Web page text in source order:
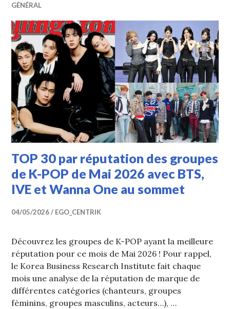
GÉNÉRAL
TOP 30 par réputation des groupes
de K-POP de Mai 2026 avec BTS,
IVE et Wanna One au sommet
04/05/2026 EGO_CENTRIK
Découvrez les groupes de K-POP ayant la meilleure
réputation pour ce mois de Mai 2026 ! Pour rappel,
le Korea Business Research Institute fait chaque
mois une analyse de la réputation de marque de
différentes catégories (chanteurs, groupes
féminins, groupes masculins, acteurs…), …